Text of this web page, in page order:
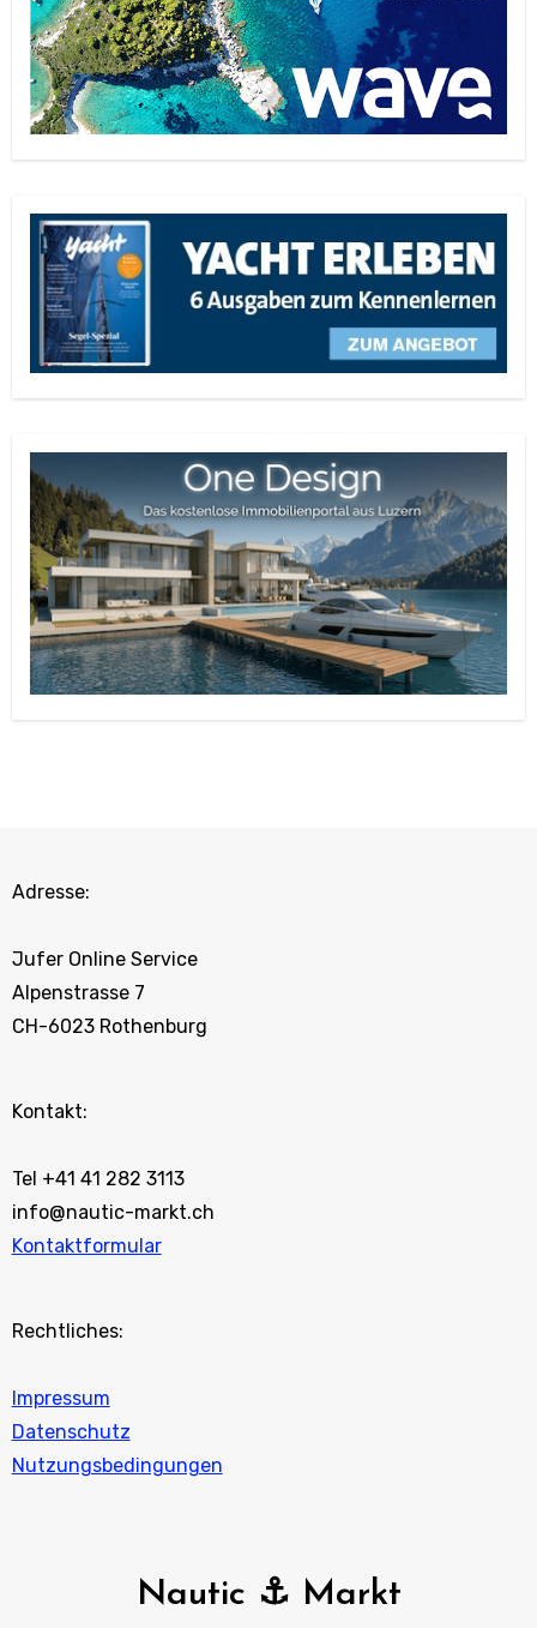
Adresse:
Jufer Online Service
Alpenstrasse 7
CH-6023 Rothenburg
Kontakt:
Tel +41 41 282 3113
info@nautic-markt.ch
Kontaktformular
Rechtliches:
Impressum
Datenschutz
Nutzungsbedingungen
Nautic ⚓ Markt